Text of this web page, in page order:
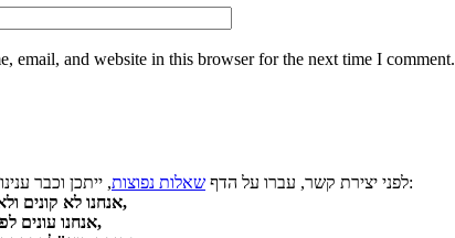
email, and website in this browser for the next time I comment.
לפני יצירת קשר, עברו על הדף שאלות נפוצות
, ייתכן וכבר ענינו לשאלתכם. למשל:
אנחנו לא קונים ולא מוכרים תקליטים,
אנחנו עונים לפניות בדוא"ל בלבד,